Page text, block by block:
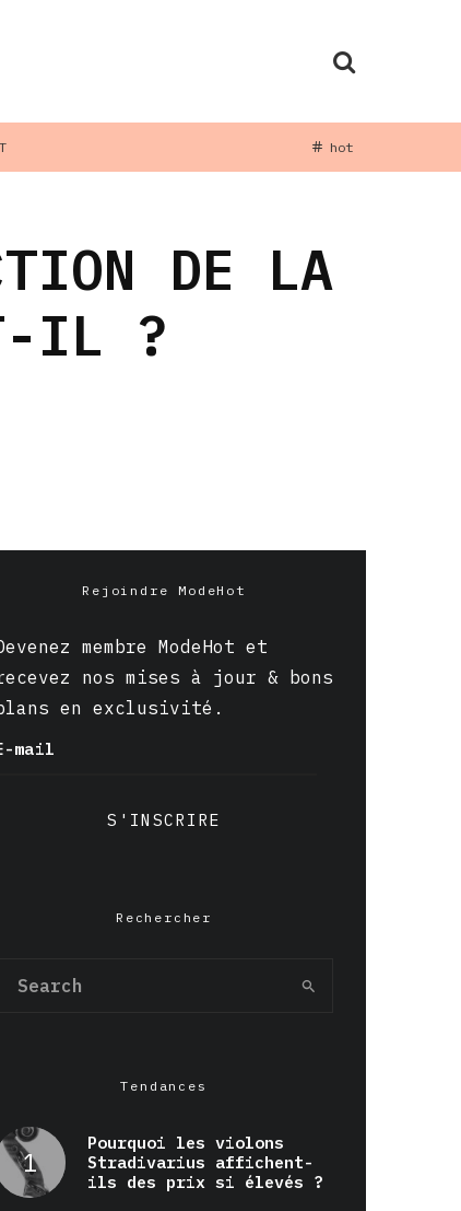
hot
DE LA
IL ?
Rejoindre ModeHot
membre ModeHot et
nos mises à jour & bons
en exclusivité.
mail
S'INSCRIRE
Rechercher
Tendances
Pourquoi les violons
Stradivarius affichent-
ils des prix si élevés ?